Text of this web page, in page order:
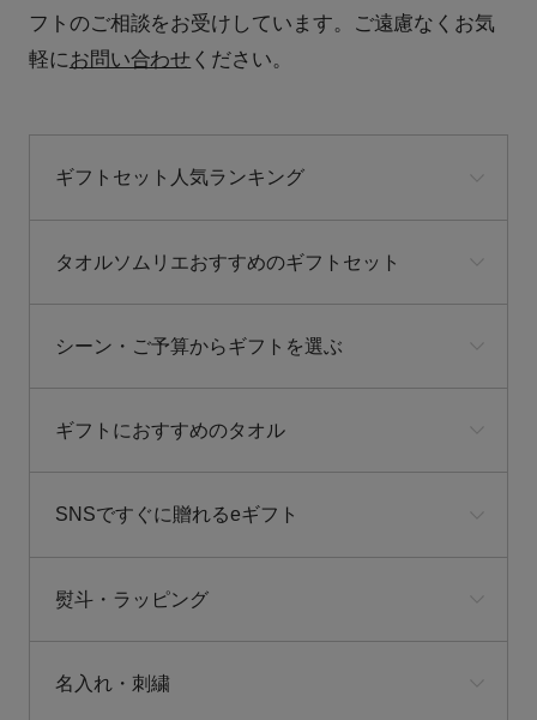
フトのご相談をお受けしています。ご遠慮なくお気
軽に お問い合わせ ください。
ギフトセット人気ランキング
タオルソムリエおすすめのギフトセット
シーン・ご予算からギフトを選ぶ
ギフトにおすすめのタオル
SNSですぐに贈れるeギフト
熨斗・ラッピング
名入れ・刺繍